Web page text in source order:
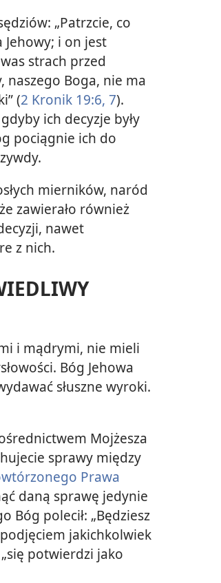
„Patrzcie, co
Jehowy; i on jest
strach przed
naszego Boga, nie ma
(2 Kronik 19:6, 7).
ich decyzje były
pociągnie ich do
mierników, naród
zawierało również
nawet
z nich.
i mądrymi, nie mieli
Bóg Jehowa
słuszne wyroki.
Mojżesza
sprawy między
Prawa
daną sprawę jedynie
Bóg polecił: „Będziesz
podjęciem jakichkolwiek
potwierdzi jako